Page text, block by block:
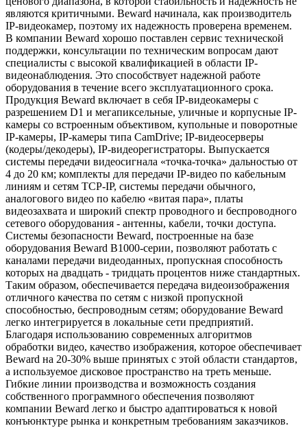
являются критичными. Beward начинала, как производитель
IP-видеокамер, поэтому их надежность проверена временем.
В компании Beward хорошо поставлен сервис технической
поддержки, консультации по техническим вопросам дают
специалисты с высокой квалификацией в области IP-
видеонаблюдения. Это способствует надежной работе
оборудования в течение всего эксплуатационного срока.
Продукция Beward включает в себя IP-видеокамеры с
разрешением D1 и мегапиксельные, уличные и корпусные IP-
камеры со встроенным объективом, купольные и поворотные
IP-камеры, IP-камеры типа CamDrive; IP-видеосерверы
(кодеры/декодеры), IP-видеорегистраторы. Выпускается
системы передачи видеосигнала «точка-точка» дальностью от
4 до 20 км; комплекты для передачи IP-видео по кабельным
линиям и сетям TCP-IP, системы передачи обычного,
аналогового видео по кабелю «витая пара», платы
видеозахвата и широкий спектр проводного и беспроводного
сетевого оборудования - антенны, кабели, точки доступа.
Системы безопасности Beward, построенные на базе
оборудования Beward B1000-серии, позволяют работать с
каналами передачи видеоданных, пропускная способность
которых на двадцать - тридцать процентов ниже стандартных.
Таким образом, обеспечивается передача видеоизображения
отличного качества по сетям с низкой пропускной
способностью, беспроводным сетям; оборудование Beward
легко интегрируется в локальные сети предприятий.
Благодаря использованию современных алгоритмов
обработки видео, качество изображения, которое обеспечивает
Beward на 20-30% выше принятых с этой области стандартов,
а используемое дисковое пространство на треть меньше.
Гибкие линии производства и возможность создания
собственного программного обеспечения позволяют
компании Beward легко и быстро адаптироваться к новой
конъюнктуре рынка и конкретным требованиям заказчиков.